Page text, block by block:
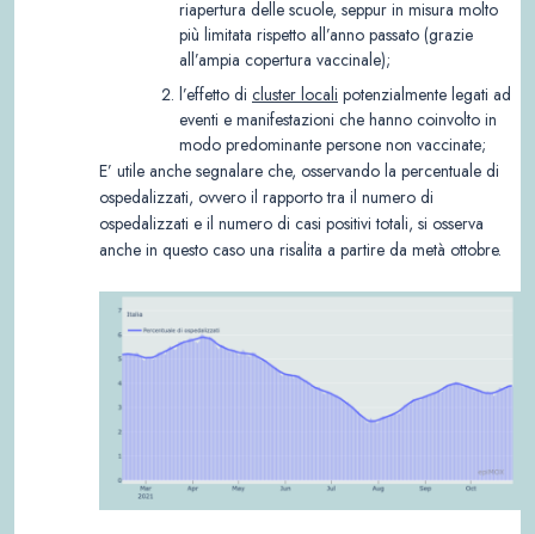
riapertura delle scuole, seppur in misura molto
più limitata rispetto all’anno passato (grazie
all’ampia copertura vaccinale);
l’effetto di cluster locali potenzialmente legati ad
eventi e manifestazioni che hanno coinvolto in
modo predominante persone non vaccinate;
E’ utile anche segnalare che, osservando la percentuale di
ospedalizzati, ovvero il rapporto tra il numero di
ospedalizzati e il numero di casi positivi totali, si osserva
anche in questo caso una risalita a partire da metà ottobre.